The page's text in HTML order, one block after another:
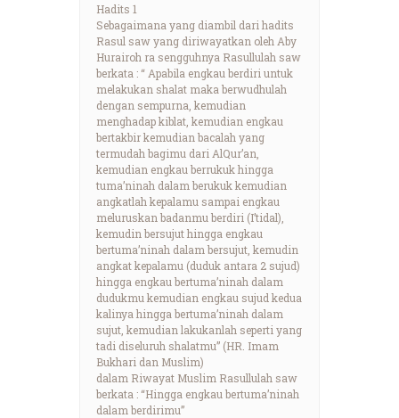
Hadits 1
Sebagaimana yang diambil dari hadits
Rasul saw yang diriwayatkan oleh Aby
Hurairoh ra sengguhnya Rasullulah saw
berkata : “ Apabila engkau berdiri untuk
melakukan shalat maka berwudhulah
dengan sempurna, kemudian
menghadap kiblat, kemudian engkau
bertakbir kemudian bacalah yang
termudah bagimu dari AlQur’an,
kemudian engkau berrukuk hingga
tuma’ninah dalam berukuk kemudian
angkatlah kepalamu sampai engkau
meluruskan badanmu berdiri (I’tidal),
kemudin bersujut hingga engkau
bertuma’ninah dalam bersujut, kemudin
angkat kepalamu (duduk antara 2 sujud)
hingga engkau bertuma’ninah dalam
dudukmu kemudian engkau sujud kedua
kalinya hingga bertuma’ninah dalam
sujut, kemudian lakukanlah seperti yang
tadi diseluruh shalatmu” (HR. Imam
Bukhari dan Muslim)
dalam Riwayat Muslim Rasullulah saw
berkata : “Hingga engkau bertuma’ninah
dalam berdirimu”